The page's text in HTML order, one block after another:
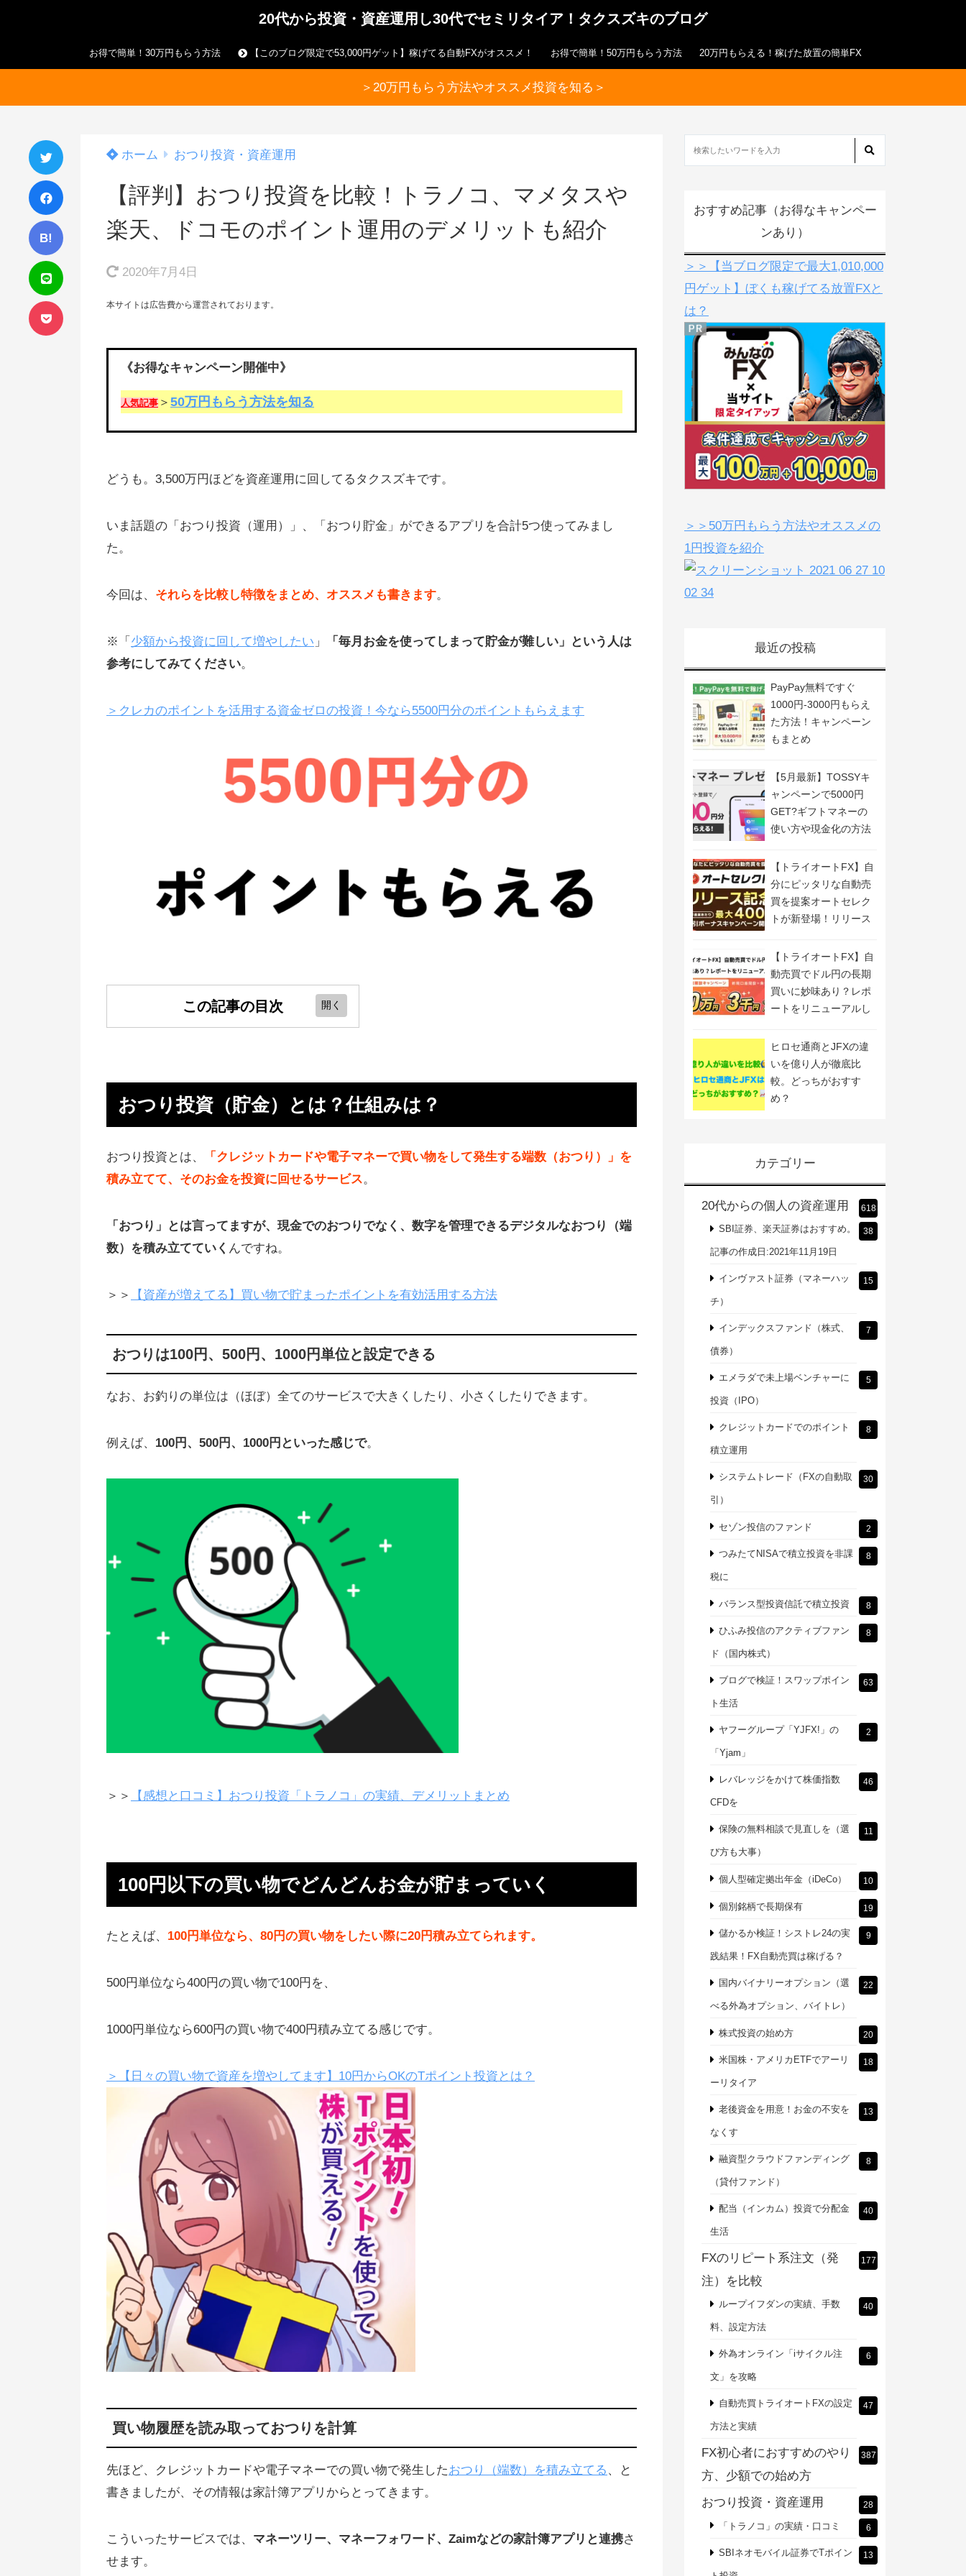
20代から投資・資産運用し30代でセミリタイア！タクスズキのブログ
お得で簡単！30万円もらう方法 【このブログ限定で53,000円ゲット】稼げてる自動FXがオススメ！ お得で簡単！50万円もらう方法 20万円もらえる！稼げた放置の簡単FX
＞20万円もらう方法やオススメ投資を知る＞
B!
ホーム おつり投資・資産運用
【評判】おつり投資を比較！トラノコ、マメタスや
楽天、ドコモのポイント運用のデメリットも紹介
2020年7月4日
本サイトは広告費から運営されております。
《お得なキャンペーン開催中》
人気記事 ＞ 50万円もらう方法を知る
どうも。3,500万円ほどを資産運用に回してるタクスズキです。
いま話題の「おつり投資（運用）」、「おつり貯金」ができるアプリを合計5つ使ってみまし
た。
今回は、 それらを比較し特徴をまとめ、オススメも書きます。
※「 少額から投資に回して増やしたい 」
「毎月お金を使ってしまって貯金が難しい」という人は
参考にしてみてください。
＞クレカのポイントを活用する資金ゼロの投資！今なら5500円分のポイントもらえます
この記事の目次
100円以下の買い物でどんどんお金が
【大事な追記】ドコモでもおつり資
産運用が可能に
きるようになりました
おつり投資の比較（おすすめや選び
1円から積立OK！おつりで投資「ト
ポイントサイトでクレカ契約すると1
万ポイントもらえる
タダで手に入れたポイントを現金化
トラノコの使い方、仕組み（稼げる
【重要な追記】楽天ポイントでおつ
り投資ができるようになった
楽天のおつり投資はユーザーからも
評判いい
おつり貯金の仕組み、手数料
ウェルスナビのロボアドでおつり投
資「マメタス」
AIによるおつりの自動投資
1ヶ月で4000円弱を投資に回せる
クレカの買い物でたまったポイント
おつり貯金の「finbee」
動で貯金できる
歩いた数だけ貯金できる
ービス
コミ
Dポイント投資がかなり人気（メリ
ットあり）
ポイントの擬似運用ならリスク低い
投資信託で少額投資も（松井証券で
もおつり資産運用できる）
マネーフォワードはロボアドと連携
できます
SBI証券でのおつり投資はありません
マメタスのデメリット：100円単位で
しか積み立てられない
株でポイント投資「ストックポイン
はじめての資産運用：失敗（損）し
ないために
2019年の資産運用のおすすめ
楽天証券と楽天銀行のキャンペーン
おつり投資（貯金）とは？仕組みは？
おつり投資とは、
「クレジットカードや電子マネーで買い物をして発生する端数（おつり）」を
積み立てて、そのお金を投資に回せるサービス。
「おつり」とは言ってますが、現金でのおつりでなく、数字を管理できるデジタルなおつり（端
数）を積み立てていく んですね。
＞＞ 【資産が増えてる】買い物で貯まったポイントを有効活用する方法
おつりは100円、500円、1000円単位と設定できる
なお、お釣りの単位は（ほぼ）全てのサービスで大きくしたり、小さくしたりできます。
例えば、 100円、500円、1000円といった感じで。
＞＞ 【感想と口コミ】おつり投資「トラノコ」の実績、デメリットまとめ
100円以下の買い物でどんどんお金が貯まっていく
たとえば、 100円単位なら、80円の買い物をしたい際に20円積み立てられます。
500円単位なら400円の買い物で100円を、
1000円単位なら600円の買い物で400円積み立てる感じです。
＞【日々の買い物で資産を増やしてます】10円からOKのTポイント投資とは？
買い物履歴を読み取っておつりを計算
先ほど、クレジットカードや電子マネーでの買い物で発生したおつり（端数）を積み立てる 、と
書きましたが、その情報は家計簿アプリからとってきます。
こういったサービスでは、 マネーツリー、マネーフォワード、Zaimなどの家計簿アプリと連携さ
せます。
おすすめ記事（お得なキャンペー
ンあり）
＞＞【当ブログ限定で最大1,010,000
円ゲット】ぼくも稼げてる放置FXと
は？
＞＞50万円もらう方法やオススメの
1円投資を紹介
最近の投稿
PayPay無料ですぐ
1000円-3000円もらえ
た方法！キャンペーン
もまとめ
【5月最新】TOSSYキ
ャンペーンで5000円
GET?ギフトマネーの
使い方や現金化の方法
【トライオートFX】自
分にピッタリな自動売
買を提案オートセレク
トが新登場！リリース
催！
【トライオートFX】自
動売買でドル円の長期
買いに妙味あり？レポ
ートをリニューアルし
ヒロセ通商とJFXの違
いを億り人が徹底比
較。どっちがおすす
め？
カテゴリー
20代からの個人の資産運用 618
SBI証券、楽天証券はおすすめ。
記事の作成日:2021年11月19日
38
インヴァスト証券（マネーハッ
チ）
15
インデックスファンド（株式、
債券）
7
エメラダで未上場ベンチャーに
投資（IPO）
5
クレジットカードでのポイント
積立運用
8
システムトレード（FXの自動取
引）
30
セゾン投信のファンド 2
つみたてNISAで積立投資を非課
税に
8
バランス型投資信託で積立投資 8
ひふみ投信のアクティブファン
ド（国内株式）
8
ブログで検証！スワップポイン
ト生活
63
ヤフーグループ「YJFX!」の
「Yjam」
2
レバレッジをかけて株価指数
CFDを
46
保険の無料相談で見直しを（選
び方も大事）
11
個人型確定拠出年金（iDeCo） 10
個別銘柄で長期保有 19
儲かるか検証！シストレ24の実
践結果！FX自動売買は稼げる？
9
国内バイナリーオプション（選
べる外為オプション、バイトレ）
22
株式投資の始め方 20
米国株・アメリカETFでアーリ
ーリタイア
18
老後資金を用意！お金の不安を
なくす
13
融資型クラウドファンディング
（貸付ファンド）
8
配当（インカム）投資で分配金
生活
40
FXのリピート系注文（発
注）を比較
177
ループイフダンの実績、手数
料、設定方法
40
外為オンライン「iサイクル注
文」を攻略
6
自動売買トライオートFXの設定
方法と実績
47
FX初心者におすすめのやり
方、少額での始め方
387
おつり投資・資産運用 28
「トラノコ」の実績・口コミ 6
SBIネオモバイル証券でTポイン 13